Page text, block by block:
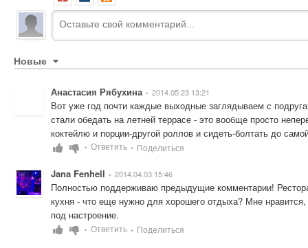
Новые
Анастасия Рябухина • 2014.05.23 13:21
Вот уже год почти каждые выходные заглядываем с
стали обедать на летней террасе - это вообще просто
коктейлю и порции-другой роллов и сидеть-болтать до
• Ответить • Поделиться
Jana Fenhell • 2014.04.03 15:46
Полностью поддерживаю предыдущие комментарии!
кухня - что еще нужно для хорошего отдыха? Мне
под настроение.
• Ответить • Поделиться